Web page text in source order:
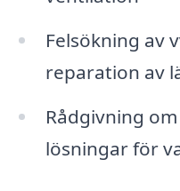
Felsökning av
reparation av
Rådgivning
lösningar för